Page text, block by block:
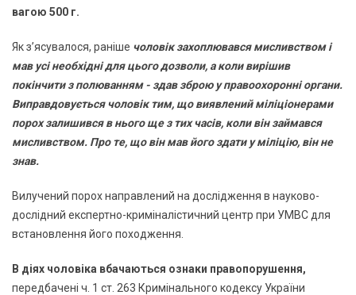
вагою 500 г.
Як з’ясувалося, раніше чоловік захоплювався мисливством і
мав усі необхідні для цього дозволи, а коли вирішив
покінчити з полюванням - здав зброю у правоохоронні органи.
Виправдовується чоловік тим, що виявлений міліціонерами
порох залишився в нього ще з тих часів, коли він займався
мисливством. Про те, що він мав його здати у міліцію, він не
знав.
Вилучений порох направлений на дослідження в науково-
дослідний експертно-криміналістичний центр при УМВС для
встановлення його походження.
В діях чоловіка вбачаються ознаки правопорушення,
передбачені ч. 1 ст. 263 Кримінального кодексу України